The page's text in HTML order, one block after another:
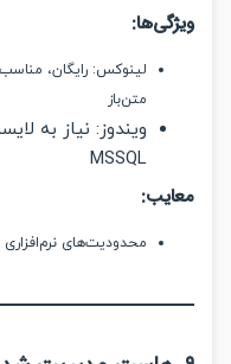
محدودیت‌های نرم‌افزاری و